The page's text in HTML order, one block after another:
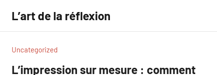
contenu
L’art de la réflexion
Uncategorized
L’impression sur mesure : comment